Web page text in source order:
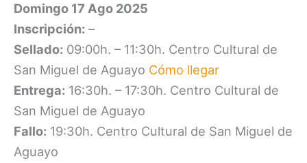
Domingo 17 Ago 2025
Inscripción: –
Sellado: 09:00h. – 11:30h. Centro Cultural de
San Miguel de Aguayo Cómo llegar
Entrega: 16:30h. – 17:30h. Centro Cultural de
San Miguel de Aguayo
Fallo: 19:30h. Centro Cultural de San Miguel de
Aguayo